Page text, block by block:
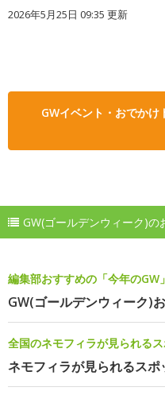
2026年5月25日 09:35 更新
GWイベント・おでか
GW(ゴールデンウィーク)
編集部おすすめの「今年のGW
GW(ゴールデンウィーク)
全国のネモフィラが見られる
ネモフィラが見られるスポ